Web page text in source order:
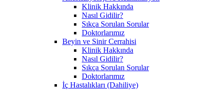
Klinik Hakkında
Nasıl Gidilir?
Sıkça Sorulan Sorular
Doktorlarımız
Beyin ve Sinir Cerrahisi
Klinik Hakkında
Nasıl Gidilir?
Sıkça Sorulan Sorular
Doktorlarımız
İç Hastalıkları (Dahiliye)